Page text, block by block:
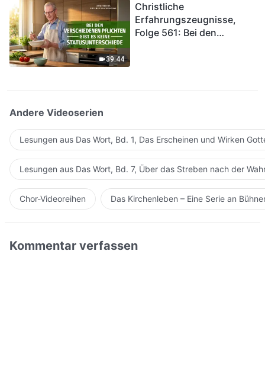
39:44
Christliche
Erfahrungszeugnisse,
Folge 561: Bei den
Andere Videoserien
Lesungen aus Das Wort, Bd. 1, Das Erscheinen und Wirken
Lesungen aus Das Wort, Bd. 7, Über das Streben nach der
Chor-Videoreihen Das Kirchenleben – Eine Serie an
Kommentar verfassen